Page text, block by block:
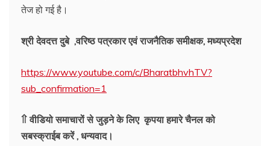
तेज हो गई है।
श्री देवदत्त दुबे ,वरिष्ठ पत्रकार एवं राजनैतिक समीक्षक, मध्यप्रदेश
https://www.youtube.com/c/BharatbhvhTV?
sub_confirmation=1
⇑ वीडियो समाचारों से जुड़ने के लिए कृपया हमारे चैनल को
सबस्क्राईब करें , धन्यवाद।